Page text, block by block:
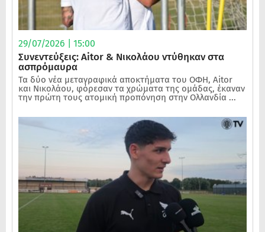
29/07/2026 | 15:00
Συνεντεύξεις: Aitor & Νικολάου ντύθηκαν στα
ασπρόμαυρα
Τα δύο νέα μεταγραφικά αποκτήματα του ΟΦΗ, Aitor
και Νικολάου, φόρεσαν τα χρώματα της ομάδας, έκαναν
την πρώτη τους ατομική προπόνηση στην Ολλανδία ...